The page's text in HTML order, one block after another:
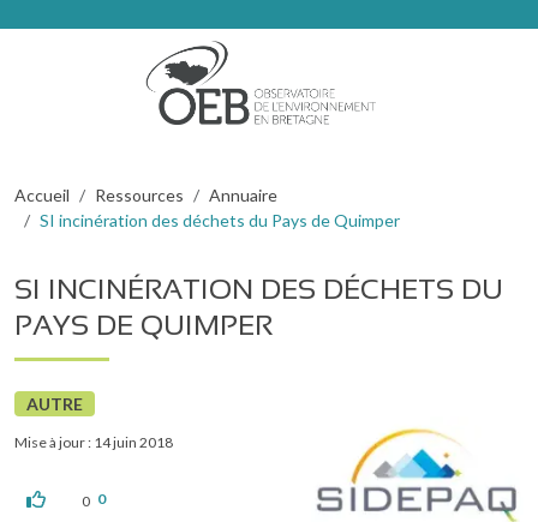
Fil d'Ariane
Accueil Ressources
Annuaire
SI incinération des déchets du Pays de Quimper
SI INCINÉRATION DES DÉCHETS DU
PAYS DE QUIMPER
AUTRE
Mise à jour : 14 juin 2018
0 0